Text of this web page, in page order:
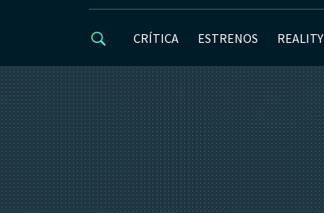
CRÍTICA ESTRENOS REALITY